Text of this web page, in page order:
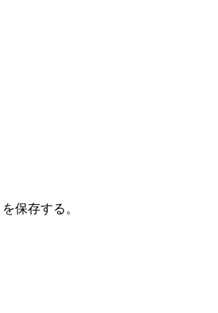
保存する。